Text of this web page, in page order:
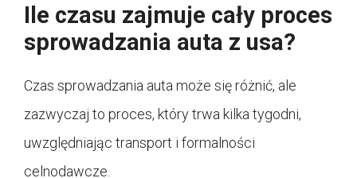
Ile czasu zajmuje cały proces
sprowadzania auta z usa?
Czas sprowadzania auta może się różnić, ale
zazwyczaj to proces, który trwa kilka tygodni,
uwzględniając transport i formalności
celnodawcze.